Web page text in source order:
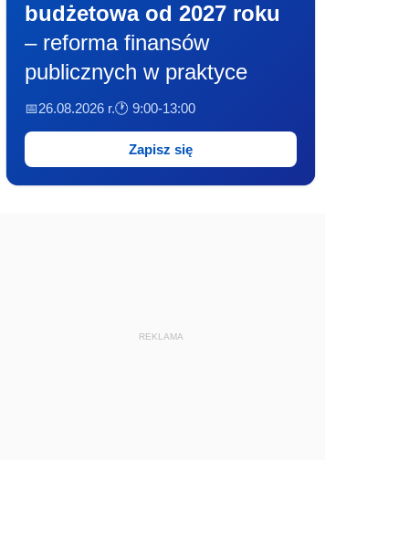
budżetowa od 2027 roku
– reforma finansów
publicznych w praktyce
📅26.08.2026 r.🕐 9:00-13:00
Zapisz się
REKLAMA